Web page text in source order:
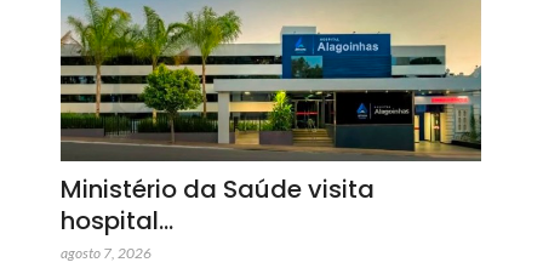
Ministério da Saúde visita
hospital…
agosto 7, 2026